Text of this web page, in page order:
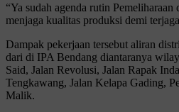
“Ya sudah agenda rutin
menjaga kualitas produksi demi
Dampak pekerjaan tersebut aliran
dari di IPA Bendang diantaranya
Said, Jalan Revolusi, Jalan Rapak
Tengkawang, Jalan Kelapa Gading,
Malik.